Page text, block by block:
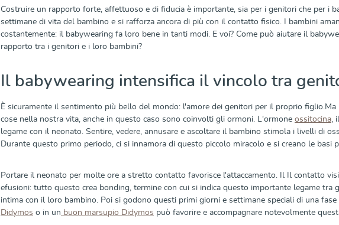
Costruire un rapporto forte, affettuoso e di fiducia è importante, sia per i genitori che per i
settimane di vita del bambino e si rafforza ancora di più con il contatto fisico. I bambini
costantemente: il babywearing fa loro bene in tanti modi. E voi? Come può aiutare il
rapporto tra i genitori e i loro bambini?
Il babywearing intensifica il vincolo tra
È sicuramente il sentimento più bello del mondo: l'amore dei genitori per il proprio
cose nella nostra vita, anche in questo caso sono coinvolti gli ormoni. L'ormone ossitocina,
legame con il neonato. Sentire, vedere, annusare e ascoltare il bambino stimola i livelli di
Durante questo primo periodo, ci si innamora di questo piccolo miracolo e si creano le basi
Portare il neonato per molte ore a stretto contatto favorisce l'attaccamento. Il Il contatto
efusioni: tutto questo crea bonding, termine con cui si indica questo importante legame
intima con il loro bambino. Poi si godono questi primi giorni e settimane speciali di una
Didymos o in un buon marsupio Didymos può favorire e accompagnare notevolmente